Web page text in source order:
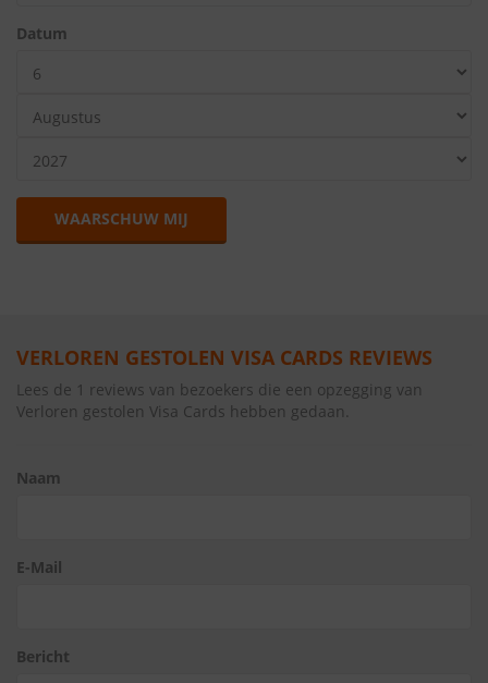
Datum
WAARSCHUW MIJ
VERLOREN GESTOLEN VISA CARDS REVIEWS
Lees de 1 reviews van bezoekers die een opzegging van
Verloren gestolen Visa Cards hebben gedaan.
Naam
E-Mail
Bericht